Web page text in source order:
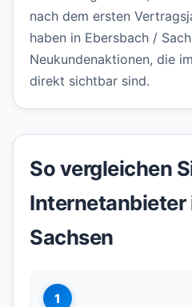
nach dem ersten
haben in Ebersbach /
Neukundenaktionen, die
direkt sichtbar sind.
So vergleichen
Internetanbieter
Sachsen
1